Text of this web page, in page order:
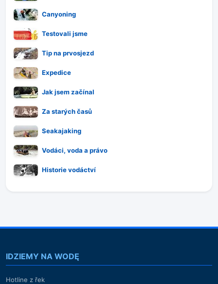
Canyoning
Testovali jsme
Tip na prvosjezd
Expedice
Jak jsem začínal
Za starých časů
Seakajaking
Vodáci, voda a právo
Historie vodáctví
IDZIEMY NA WODĘ
Hotline z řek